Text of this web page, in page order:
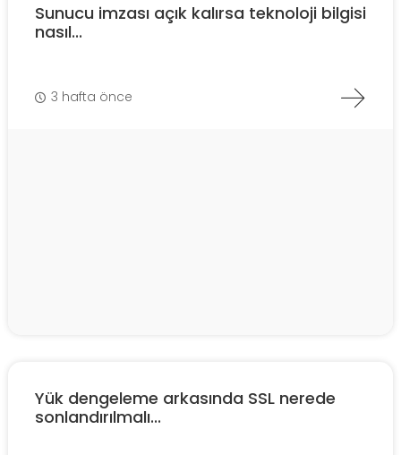
Sunucu imzası açık kalırsa teknoloji bilgisi
nasıl...
3 hafta önce
Yük dengeleme arkasında SSL nerede
sonlandırılmalı...